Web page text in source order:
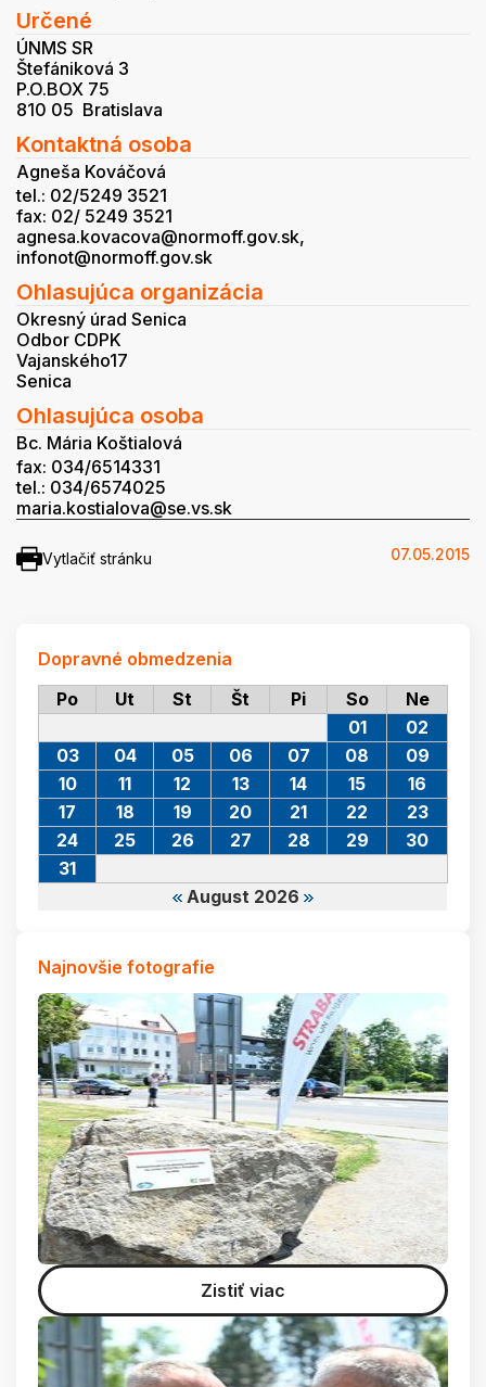
Určené
ÚNMS SR
Štefániková 3
P.O.BOX 75
810 05 Bratislava
Kontaktná osoba
Agneša Kováčová
tel.: 02/5249 3521
fax: 02/ 5249 3521
agnesa.kovacova@normoff.gov.sk,
infonot@normoff.gov.sk
Ohlasujúca organizácia
Okresný úrad Senica
Odbor CDPK
Vajanského17
Senica
Ohlasujúca osoba
Bc. Mária Koštialová
fax: 034/6514331
tel.: 034/6574025
maria.kostialova@se.vs.sk
Vytlačiť stránku 07.05.2015
Dopravné obmedzenia
Po
Ut St Št Pi So Ne
August 2026
01
02
03
04 05 06 07 08
09
10
11 12 13 14 15
16
17
18 19 20 21 22
23
24
25 26 27 28 29
30
31
Najnovšie fotografie
Zistiť viac